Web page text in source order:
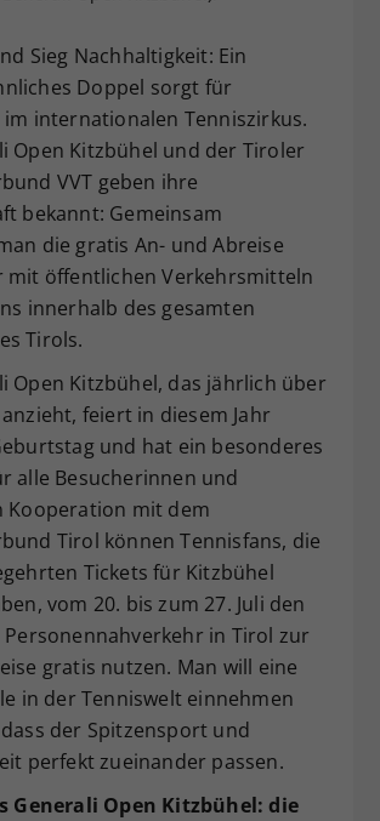
Sieg Nachhaltigkeit: Ein
Doppel sorgt für
im internationalen Tenniszirkus.
Open Kitzbühel und der Tiroler
VVT geben ihre
bekannt: Gemeinsam
die gratis An- und Abreise
mit öffentlichen Verkehrsmitteln
innerhalb des gesamten
Tirols.
Open Kitzbühel, das jährlich über
anzieht, feiert in diesem Jahr
und hat ein besonderes
alle Besucherinnen und
Kooperation mit dem
Tirol können Tennisfans, die
Tickets für Kitzbühel
vom 20. bis zum 27. Juli den
in Tirol zur
gratis nutzen. Man will eine
in der Tenniswelt einnehmen
der Spitzensport und
perfekt zueinander passen.
Generali Open Kitzbühel: die
Einstellungen. Unter anderem eine
zufällig generierte ID, für die
historische Speicherung Ihrer
Webseiten-Betreiber dies eingestellt
hat.